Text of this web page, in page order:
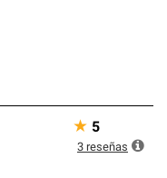
★ 5
3 reseñas